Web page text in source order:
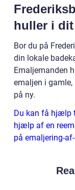
huller i dit
Bor du på
din lokale
Emaljemanden
emaljen i
på ny.
Du kan få hjælp
hjælp af en
på emaljering-